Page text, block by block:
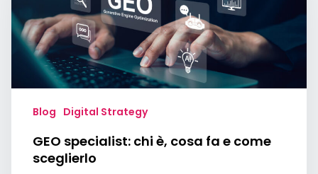
cosa
fa
e
come
sceglierlo
Blog Digital Strategy
GEO specialist: chi è, cosa fa e come
sceglierlo